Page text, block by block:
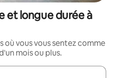
et longue durée à
où vous vous sentez comme
mois ou plus.